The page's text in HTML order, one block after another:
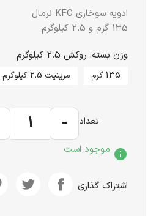
ادویه سوخاری KFC نرمال
135 گرم و 2.5 کیلوگرم
وزن بسته: روکش 2.5 کیلوگرم
135 گرم مرینیت 2.5 کیلوگرم
تعداد -
info موجود است
اشتراک گذاری